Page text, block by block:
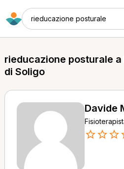
rieducazione posturale
rieducazione posturale a
di Soligo
Davide